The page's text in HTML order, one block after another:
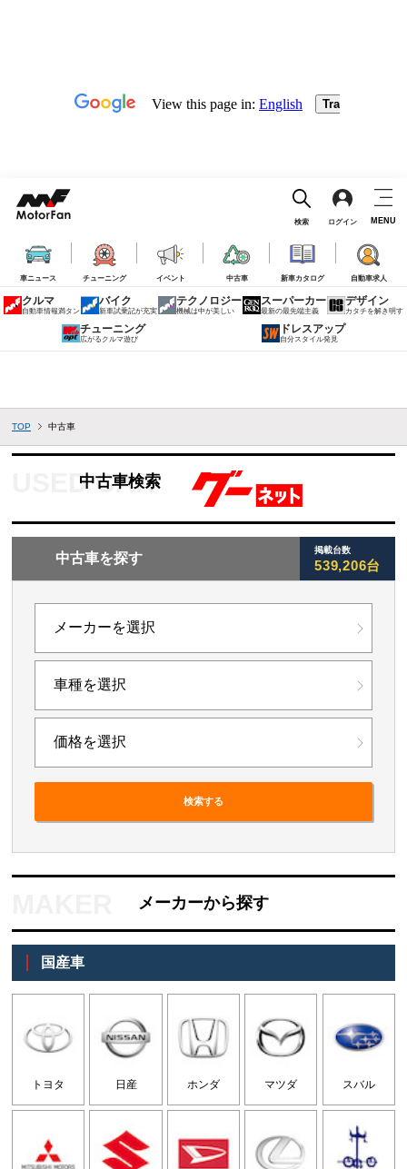
車ニュース チューニング イベント 中古車 新車カタログ 自動車求人
検索 ログイン MENU
クルマ
自動車情報満タン
バイク
新車試乗記が充実
テクノロジー
機械は中が美しい
スーパーカー
最新の最先端主義
デザイン
カタチを解き明す
チューニング
広がるクルマ遊び
ドレスアップ
自分スタイル発見
TOP 中古車
中古車検索
中古車を探す
掲載台数
539,206台
検索する
メーカーから探す
国産車
トヨタ 日産 ホンダ マツダ スバル